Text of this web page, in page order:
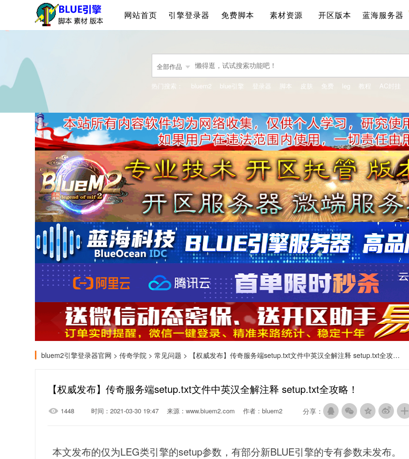
网站首页 引擎登录器 免费脚本 素材资源 开区版本 蓝海服务器
全部作品
热门搜索： bluem2 blue引擎 登录器 脚本 皮肤 免费 leg 教程 AC封挂
bluem2引擎登录器官网 > 传奇学院 > 常见问题 > 【权威发布】传奇服务端setup.txt文件中英汉全解注释 setup.txt全攻略！
【权威发布】传奇服务端setup.txt文件中英汉全解注释 setup.txt全攻略！
1448 时间：2021-03-30 19:47 来源：www.biuem2.com 作者：bluem2 分享：
本文发布的仅为LEG类引擎的setup参数，有部分新BLUE引擎的专有参数未发布。